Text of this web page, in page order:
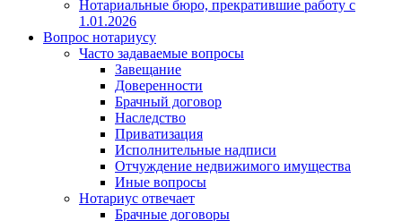
Нотариальные бюро, прекратившие работу с
1.01.2026
Вопрос нотариусу
Часто задаваемые вопросы
Завещание
Доверенности
Брачный договор
Наследство
Приватизация
Исполнительные надписи
Отчуждение недвижимого имущества
Иные вопросы
Нотариус отвечает
Брачные договоры